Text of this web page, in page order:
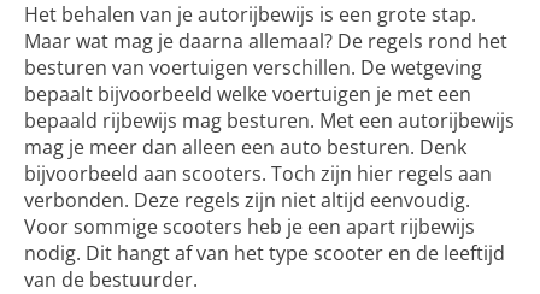
Het behalen van je autorijbewijs is een grote stap.
Maar wat mag je daarna allemaal? De regels rond het
besturen van voertuigen verschillen. De wetgeving
bepaalt bijvoorbeeld welke voertuigen je met een
bepaald rijbewijs mag besturen. Met een autorijbewijs
mag je meer dan alleen een auto besturen. Denk
bijvoorbeeld aan scooters. Toch zijn hier regels aan
verbonden. Deze regels zijn niet altijd eenvoudig.
Voor sommige scooters heb je een apart rijbewijs
nodig. Dit hangt af van het type scooter en de leeftijd
van de bestuurder.